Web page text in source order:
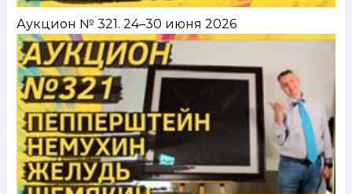
Аукцион № 321. 24–30 июня 2026